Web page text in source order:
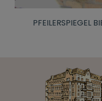
PFEILERSPIEGEL